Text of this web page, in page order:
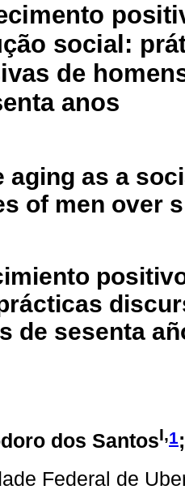
social:
de
anos
aging as a
of men over
de sesenta
dos SantosI,1
Federal de